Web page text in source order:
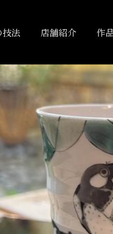
法 店舗紹介 作